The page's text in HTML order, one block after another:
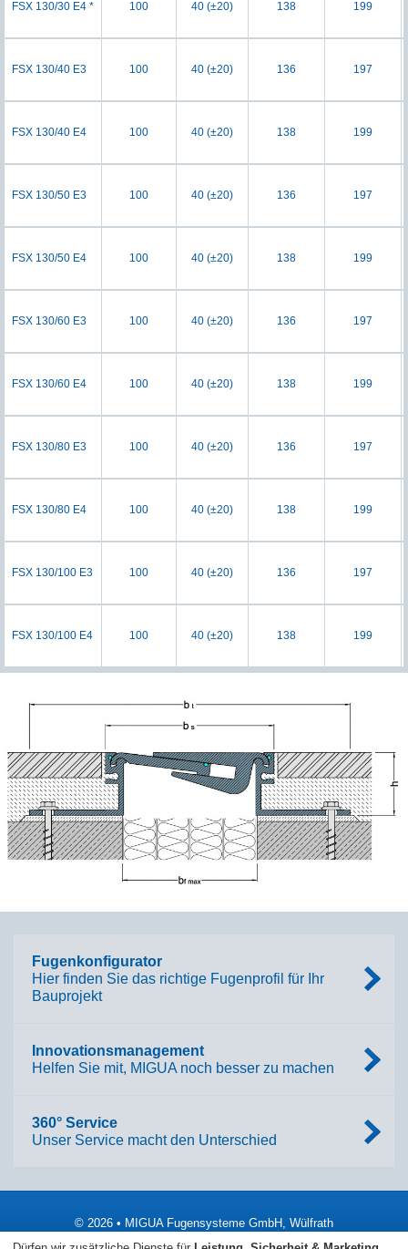
FSX 130/30 E4 * 100 40 (±20) 138 199
FSX 130/40 E3 100 40 (±20) 136 197
FSX 130/40 E4 100 40 (±20) 138 199
FSX 130/50 E3 100 40 (±20) 136 197
FSX 130/50 E4 100 40 (±20) 138 199
FSX 130/60 E3 100 40 (±20) 136 197
FSX 130/60 E4 100 40 (±20) 138 199
FSX 130/80 E3 100 40 (±20) 136 197
FSX 130/80 E4 100 40 (±20) 138 199
FSX 130/100 E3 100 40 (±20) 136 197
FSX 130/100 E4 100 40 (±20) 138 199
Fugenkonfigurator
Hier finden Sie das richtige Fugenprofil für Ihr
Bauprojekt
Innovationsmanagement
Helfen Sie mit, MIGUA noch besser zu machen
360° Service
Unser Service macht den Unterschied
© 2026 • MIGUA Fugensysteme GmbH, Wülfrath